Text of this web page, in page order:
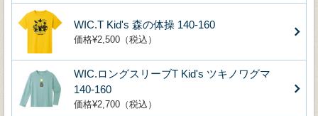
WIC.T Kid's 森の体操 140-160
価格¥2,500（税込）
WIC.ロングスリーブT Kid's ツキノワグマ
140-160
価格¥2,700（税込）